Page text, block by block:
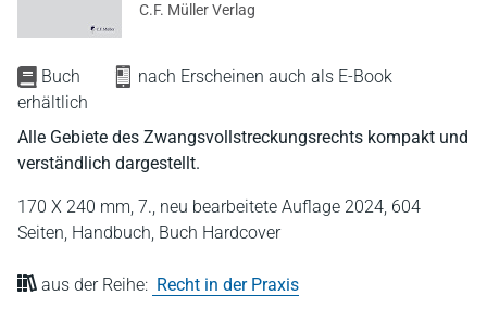
Buch
nach Erscheinen auch als E-Book
erhältlich
Alle Gebiete des Zwangsvollstreckungsrechts kompakt und
verständlich dargestellt.
170 X 240 mm, 7., neu bearbeitete Auflage 2024, 604
Seiten, Handbuch, Buch Hardcover
aus der Reihe: Recht in der Praxis
C.F. Müller Verlag